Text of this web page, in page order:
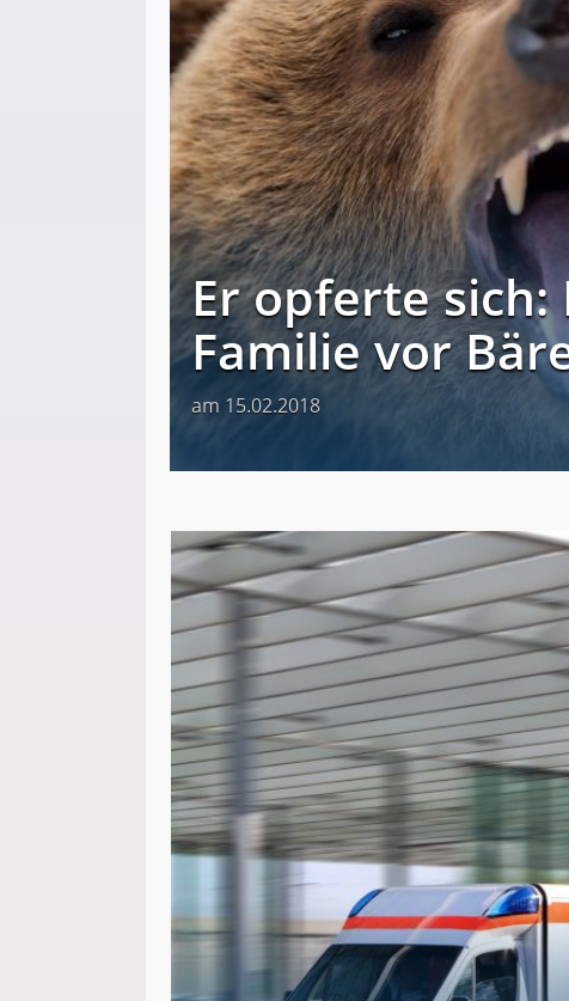
Er opferte
Familie vor
am 15.02.2018